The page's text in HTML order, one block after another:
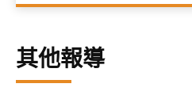
其他報導